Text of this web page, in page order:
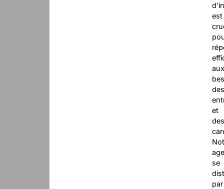
est
aux
des
et
des
se
par